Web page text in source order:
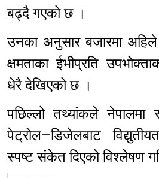
बढ्दै गएको छ ।
उनका अनुसार बजारमा
क्षमताका ईभीप्रति
धेरै देखिएको छ ।
पछिल्लो तथ्यांकले नेपालमा
पेट्रोल–डिजेलबाट
स्पष्ट संकेत दिएको विश्लेषण